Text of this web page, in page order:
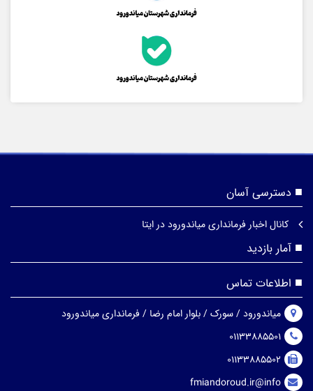
دسترسی آسان
کانال اخبار فرمانداری میاندورود در ایتا
آمار بازدید
اطلاعات تماس
میاندورود / سورک / بلوار امام رضا / فرمانداری میاندورود
01133885501
01133885502
fmiandoroud.ir@info